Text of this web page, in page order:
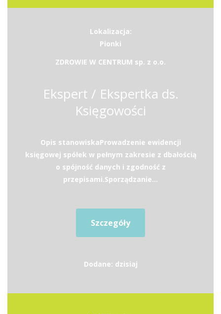
Lokalizacja:
Pionki
ZDROWIE W CENTRUM sp. z o.o.
Ekspert / Ekspertka ds.
Księgowości
Opis stanowiskaProwadzenie ewidencji
księgowej spółek w pełnym zakresie z dbałością
o spójność danych i zgodność z
przepisami.Sporządzanie...
Szczegóły
Dodane: dzisiaj